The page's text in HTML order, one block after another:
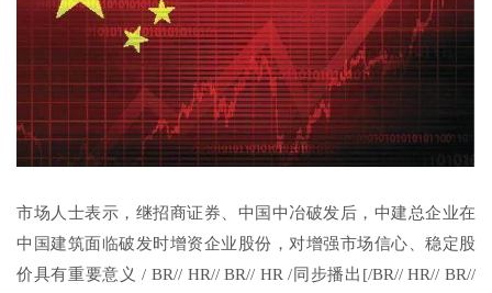
市场人士表示，继招商证券、中国中冶破发后，中建总企业在
中国建筑面临破发时增资企业股份，对增强市场信心、稳定股
价具有重要意义 / BR// HR// BR// HR /同步播出[/BR// HR// BR//